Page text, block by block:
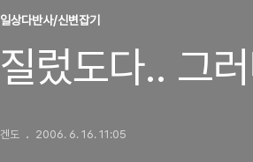
일상다반사/신변잡기
질렀도다.. 그
겐도 2006. 6. 16. 11:05